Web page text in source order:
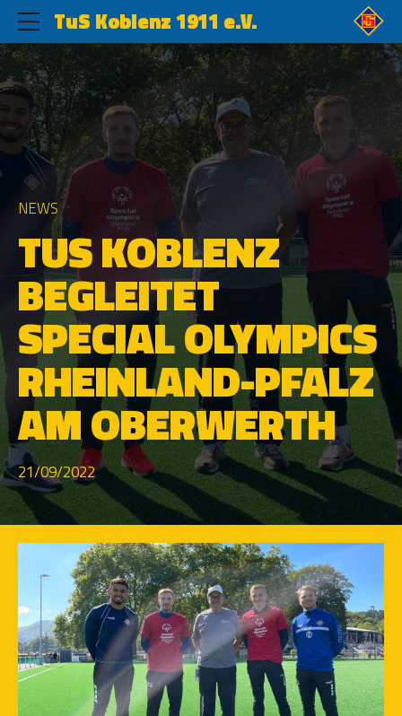
TuS Koblenz 1911 e.V.
NEWS
TUS KOBLENZ
BEGLEITET
SPECIAL OLYMPICS
RHEINLAND-PFALZ
AM OBERWERTH
21/09/2022